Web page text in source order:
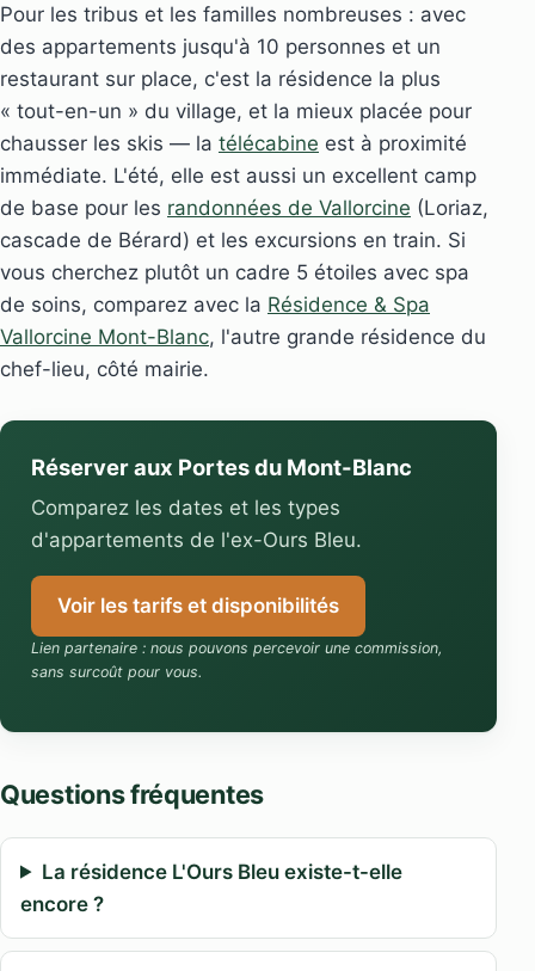
Pour les tribus et les familles nombreuses : avec
des appartements jusqu'à 10 personnes et un
restaurant sur place, c'est la résidence la plus
« tout-en-un » du village, et la mieux placée pour
chausser les skis — la télécabine est à proximité
immédiate. L'été, elle est aussi un excellent camp
de base pour les randonnées de Vallorcine (Loriaz,
cascade de Bérard) et les excursions en train. Si
vous cherchez plutôt un cadre 5 étoiles avec spa
de soins, comparez avec la Résidence & Spa
Vallorcine Mont-Blanc, l'autre grande résidence du
chef-lieu, côté mairie.
Réserver aux Portes du Mont-Blanc
Comparez les dates et les types
d'appartements de l'ex-Ours Bleu.
Voir les tarifs et disponibilités
Lien partenaire : nous pouvons percevoir une commission,
sans surcoût pour vous.
Questions fréquentes
La résidence L'Ours Bleu existe-t-elle
encore ?